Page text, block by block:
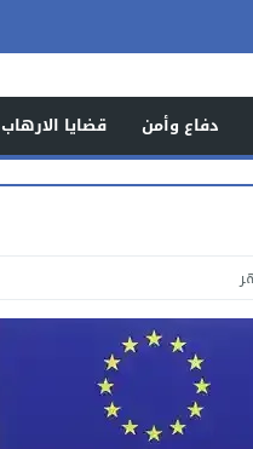
دفاع وأمن قضايا الارهاب